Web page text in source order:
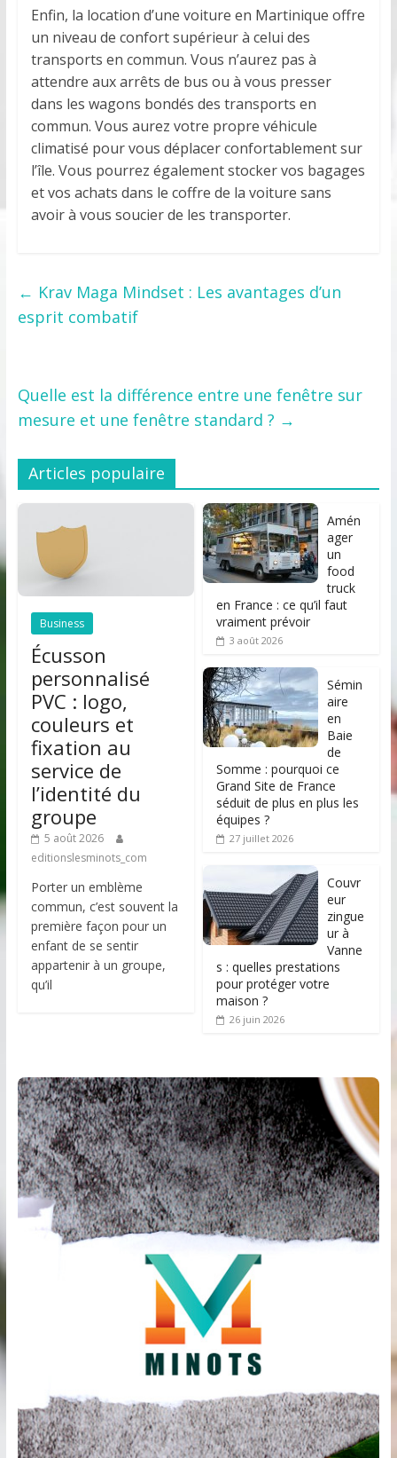
Enfin, la location d’une voiture en Martinique offre
un niveau de confort supérieur à celui des
transports en commun. Vous n’aurez pas à
attendre aux arrêts de bus ou à vous presser
dans les wagons bondés des transports en
commun. Vous aurez votre propre véhicule
climatisé pour vous déplacer confortablement sur
l’île. Vous pourrez également stocker vos bagages
et vos achats dans le coffre de la voiture sans
avoir à vous soucier de les transporter.
← Krav Maga Mindset : Les avantages d’un
esprit combatif
Quelle est la différence entre une fenêtre sur
mesure et une fenêtre standard ? →
Articles populaire
Business
Écusson
personnalisé
PVC : logo,
couleurs et
fixation au
service de
l’identité du
groupe
5 août 2026
editionslesminots_com
Porter un emblème
commun, c’est souvent la
première façon pour un
enfant de se sentir
appartenir à un groupe,
qu’il
Amén
ager
un
food
truck
en France : ce qu’il faut
vraiment prévoir
3 août 2026
Sémin
aire
en
Baie
de
Somme : pourquoi ce
Grand Site de France
séduit de plus en plus les
équipes ?
27 juillet 2026
Couvr
eur
zingue
ur à
Vanne
s : quelles prestations
pour protéger votre
maison ?
26 juin 2026